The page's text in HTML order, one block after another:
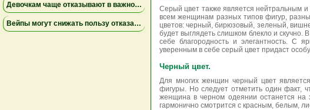
Девочкам чаще отказывают в важной защите после рождения
Вейпы могут снижать пользу отказа от сигарет
Серый цвет также является нейтральным и
всем женщинам разных типов фигур,
цветов: черный, бирюзовый, зеленый,
будет выглядеть слишком блекло и
себе благородность и элегантность. С
уверенным в себе серый цвет придаст
Черный цвет.
Для многих женщин черный цвет
фигуры. Но следует отметить один факт,
женщина в черном одеянии останется на
гармонично смотрится с красным, белым,